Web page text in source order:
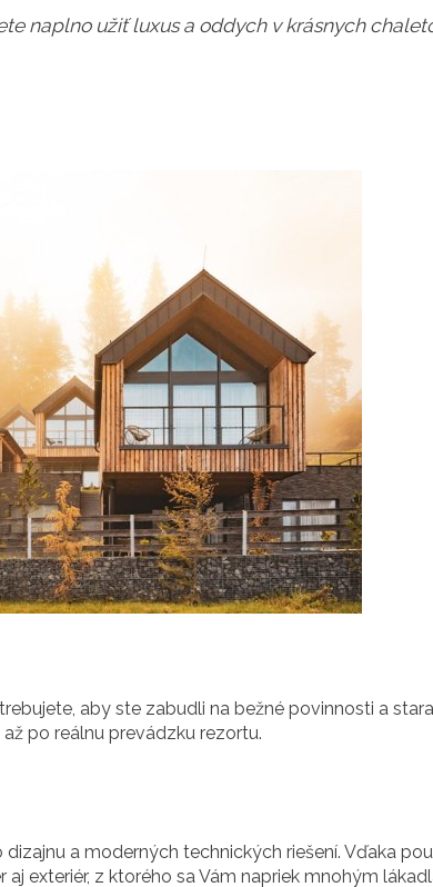
naplno užiť luxus a oddych v krásnych
aby ste zabudli na bežné povinnosti a
po reálnu prevádzku rezortu.
a moderných technických riešení. Vďaka
exteriér, z ktorého sa Vám napriek mnohým